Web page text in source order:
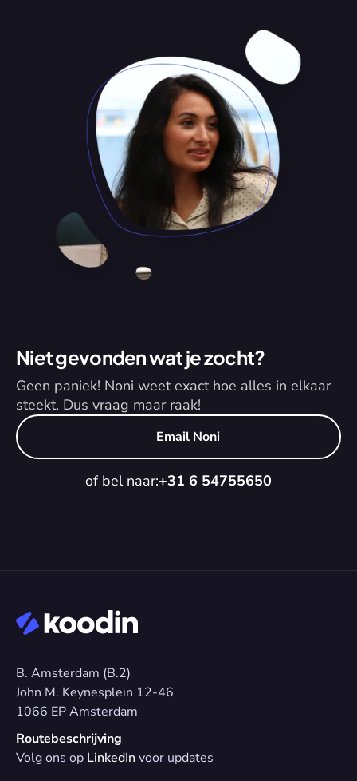
Niet gevonden wat je zocht?
Geen paniek! Noni weet exact hoe alles in elkaar
steekt. Dus vraag maar raak!
Email Noni
of bel naar:+31 6 54755650
B. Amsterdam (B.2)
John M. Keynesplein 12-46
1066 EP Amsterdam
Routebeschrijving
Volg ons op LinkedIn voor updates